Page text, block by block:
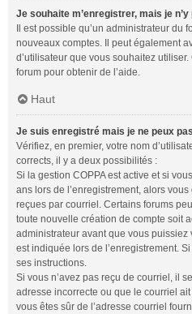
Je souhaite m’enregistrer, mais je
Il est possible qu’un administrateur du
nouveaux comptes. Il peut également
d’utilisateur que vous souhaitez
forum pour obtenir de l’aide.
Haut
Je suis enregistré mais je ne peux
Vérifiez, en premier, votre nom
corrects, il y a deux possibilités :
Si la gestion COPPA est active et si
ans lors de l’enregistrement, alors
reçues par courriel. Certains forums
toute nouvelle création de compte soit
administrateur avant que vous puissiez
est indiquée lors de l’enregistrement.
ses instructions.
Si vous n’avez pas reçu de courriel, il
adresse incorrecte ou que le courriel
vous êtes sûr de l’adresse courriel